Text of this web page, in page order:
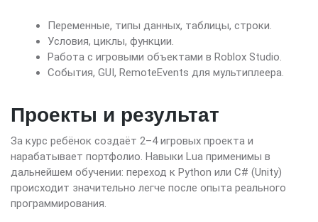
Переменные, типы данных, таблицы, строки.
Условия, циклы, функции.
Работа с игровыми объектами в Roblox Studio.
События, GUI, RemoteEvents для мультиплеера.
Проекты и результат
За курс ребёнок создаёт 2–4 игровых проекта и
нарабатывает портфолио. Навыки Lua применимы в
дальнейшем обучении: переход к Python или C# (Unity)
происходит значительно легче после опыта реального
программирования.